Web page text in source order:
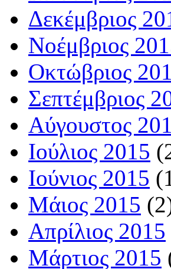
Δεκέμβριος
Νοέμβριος
Οκτώβριος
Σεπτέμβριος
Αύγουστος
Ιούλιος 2015
Ιούνιος 2015
Μάιος 2015
Απρίλιος 2015
Μάρτιος 2015